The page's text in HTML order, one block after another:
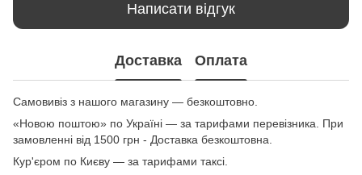
Написати відгук
Доставка Оплата
Самовивіз з нашого магазину — безкоштовно.
«Новою поштою» по Україні — за тарифами перевізника. При
замовленні від 1500 грн - Доставка безкоштовна.
Кур'єром по Києву — за тарифами таксі.